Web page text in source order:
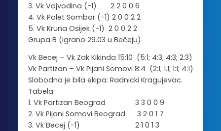
3. Vk Vojvodina (-1) 2 2 0 0 6
4. Vk Polet Sombor (-1) 2 0 0 2 2
5. Vk Kruna Osijek (-1) 2 0 0 2 2
Grupa B (igrano 29.03 u Bečeju)
Vk Becej – Vk Zak Kikinda 15:10 (5:1; 4:3; 4:3; 2:3)
Vk Partizan – Vk Pijani Somovi 8:4 (2:1; 1.1; 1:1; 4:1)
Slobodna je bila ekipa: Radnicki Kragujevac.
Tabela:
1. Vk Partizan Beograd 3 3 0 0 9
2. Vk Pijani Somovi Beograd 3 2 0 1 7
3. Vk Becej (-1) 2 1 0 1 3